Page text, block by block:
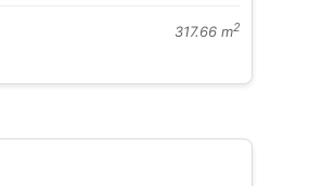
317.66 m2